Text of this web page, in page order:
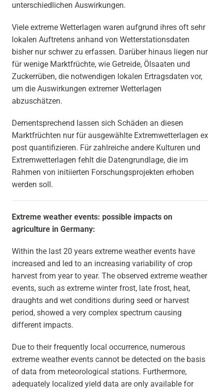
unterschiedlichen Auswirkungen.
Viele extreme Wetterlagen waren aufgrund ihres oft sehr
lokalen Auftretens anhand von Wettersta­tionsdaten
bisher nur schwer zu erfassen. Darüber hinaus liegen nur
für wenige Marktfrüchte, wie Getreide, Ölsaaten und
Zuckerrüben, die notwendigen lokalen Ertragsdaten vor,
um die Auswirkungen extremer Wetterlagen
abzuschätzen.
Dementsprechend lassen sich Schäden an diesen
Marktfrüchten nur für ausgewählte Extremwetterlagen ex
post quantifizieren. Für zahlreiche andere Kulturen und
Extremwetterlagen fehlt die Datengrundlage, die im
Rahmen von initiierten Forschungsprojekten erhoben
werden soll.
Extreme weather events: possible impacts on
agriculture in Germany:
Within the last 20 years extreme wea­ther events have
increased and led to an increasing variability of crop
harvest from year to year. The observed extreme weather
events, such as extreme winter frost, late frost, heat,
draughts and wet conditions during seed or harvest
period, showed a very complex spectrum causing
different impacts.
Due to their frequently local occurrence, numerous
extreme weather events cannot be detected on the basis
of data from meteorological stations. Furthermore,
adequately localized yield data are only available for